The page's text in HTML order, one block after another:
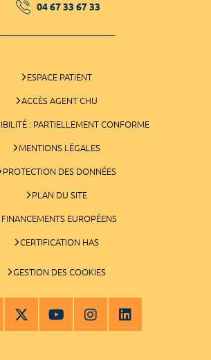
04 67 33 67 33
ESPACE PATIENT
ACCÈS AGENT CHU
: PARTIELLEMENT CONFORME
MENTIONS LÉGALES
PROTECTION DES DONNÉES
PLAN DU SITE
FINANCEMENTS EUROPÉENS
CERTIFICATION HAS
GESTION DES COOKIES